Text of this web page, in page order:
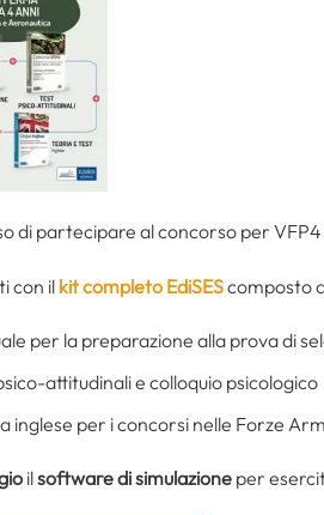
di partecipare al concorso per
con il kit completo EdiSEScomposto
per la preparazione alla prova di
attitudinali e colloquio psicologico
inglese per i concorsi nelle Forze
ilsoftware di simulazione per